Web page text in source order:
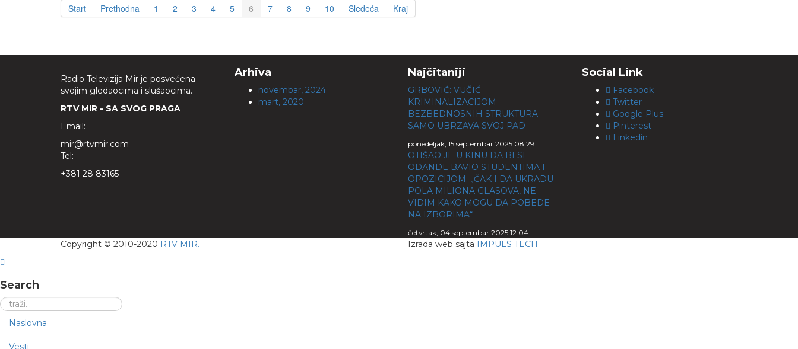
Start Prethodna 1 2 3 4 5 6 7 8 9 10 Sledeća Kraj
Radio Televizija Mir je posvećena
svojim gledaocima i slušaocima.
RTV MIR - SA SVOG PRAGA
Email:
mir@rtvmir.com
Tel:
+381 28 83165
Arhiva
novembar, 2024
mart, 2020
Najčitaniji
GRBOVIĆ: VUČIĆ
KRIMINALIZACIJOM
BEZBEDNOSNIH STRUKTURA
SAMO UBRZAVA SVOJ PAD
ponedeljak, 15 septembar 2025 08:29
OTIŠAO JE U KINU DA BI SE
ODANDE BAVIO STUDENTIMA I
OPOZICIJOM: „ČAK I DA UKRADU
POLA MILIONA GLASOVA, NE
VIDIM KAKO MOGU DA POBEDE
NA IZBORIMA“
četvrtak, 04 septembar 2025 12:04
Social Link
Facebook
Twitter
Google Plus
Pinterest
Linkedin
Copyright © 2010-2020 RTV MIR. Izrada web sajta IMPULS TECH
Search
Naslovna
Vesti